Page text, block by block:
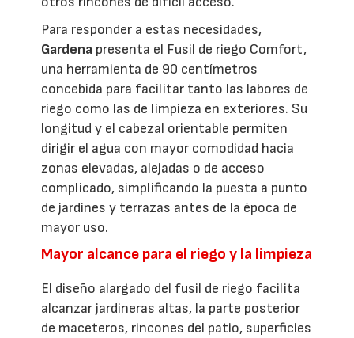
Para responder a estas necesidades,
Gardena presenta el Fusil de riego Comfort,
una herramienta de 90 centímetros
concebida para facilitar tanto las labores de
riego como las de limpieza en exteriores. Su
longitud y el cabezal orientable permiten
dirigir el agua con mayor comodidad hacia
zonas elevadas, alejadas o de acceso
complicado, simplificando la puesta a punto
de jardines y terrazas antes de la época de
mayor uso.
Mayor alcance para el riego y la limpieza
El diseño alargado del fusil de riego facilita
alcanzar jardineras altas, la parte posterior
de maceteros, rincones del patio, superficies